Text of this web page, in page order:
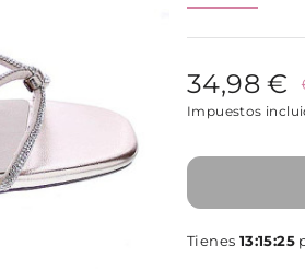
34,98 €
Impuestos
Tienes 13:15:25